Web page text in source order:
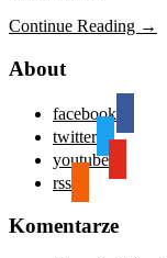
Continue Reading →
About
facebook
twitter
youtube
rss
Komentarze